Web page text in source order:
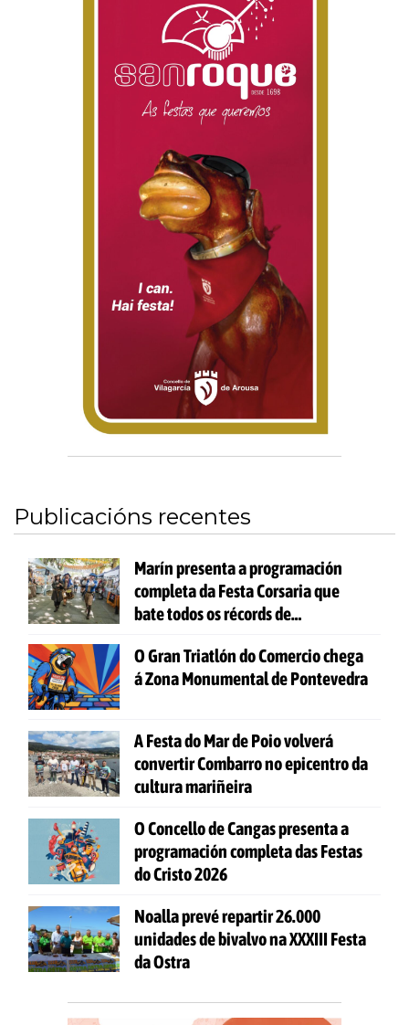
Publicacións recentes
Marín presenta a programación
completa da Festa Corsaria que
bate todos os récords de
O Gran Triatlón do Comercio chega
á Zona Monumental de Pontevedra
A Festa do Mar de Poio volverá
convertir Combarro no epicentro da
cultura mariñeira
O Concello de Cangas presenta a
programación completa das Festas
do Cristo 2026
Noalla prevé repartir 26.000
unidades de bivalvo na XXXIII Festa
da Ostra